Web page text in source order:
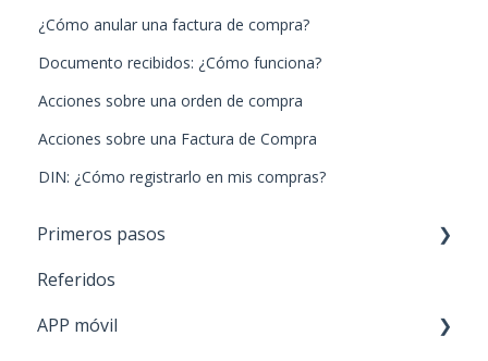
¿Cómo anular una factura de compra?
Documento recibidos: ¿Cómo funciona?
Acciones sobre una orden de compra
Acciones sobre una Factura de Compra
DIN: ¿Cómo registrarlo en mis compras?
Primeros pasos
Paso 1: Nuevos productos
Paso 2: Carga de stock
Referidos
APP móvil